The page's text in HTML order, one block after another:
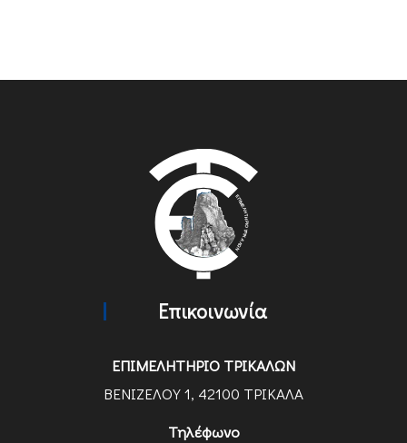
Επικοινωνία
ΕΠΙΜΕΛΗΤΗΡΙΟ ΤΡΙΚΑΛΩΝ
ΒΕΝΙΖΕΛΟΥ 1, 42100 ΤΡΙΚΑΛΑ
Τηλέφωνο